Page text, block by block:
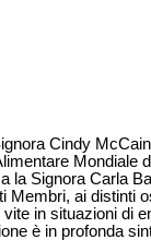
Cindy
Mondiale
la Signora Carla
Membri, ai distinti
in situazioni di
è in profonda